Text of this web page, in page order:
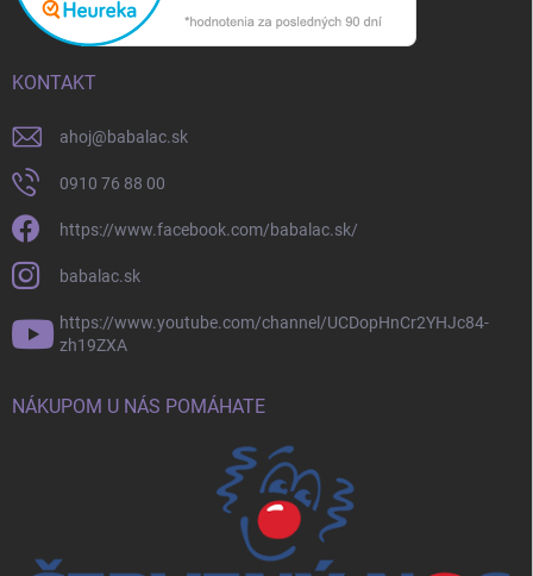
KONTAKT
ahoj@babalac.sk
0910 76 88 00
https://www.facebook.com/babalac.sk/
babalac.sk
https://www.youtube.com/channel/UCDopHnCr2YHJc84-
zh19ZXA
NÁKUPOM U NÁS POMÁHATE